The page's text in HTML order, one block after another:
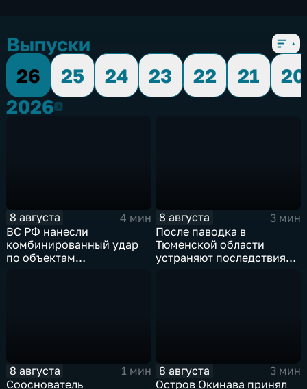
Выпуски
26
25 24 23 22 21
20
20262026
8 августа
4 мин
ВС РФ нанесли
комбинированный удар
по объектам
8 августа
3 мин
После паводка в
Тюменской области
устраняют последствия
8 августа
1 мин
Сооснователь
8 августа
3 мин
Остров Окинава принял